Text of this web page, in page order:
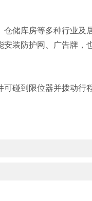
储库房等多种行业
装防护网、广告牌，
碰到限位器并拨动行